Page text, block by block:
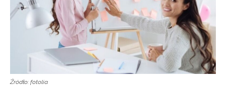
Źródło: fotolia